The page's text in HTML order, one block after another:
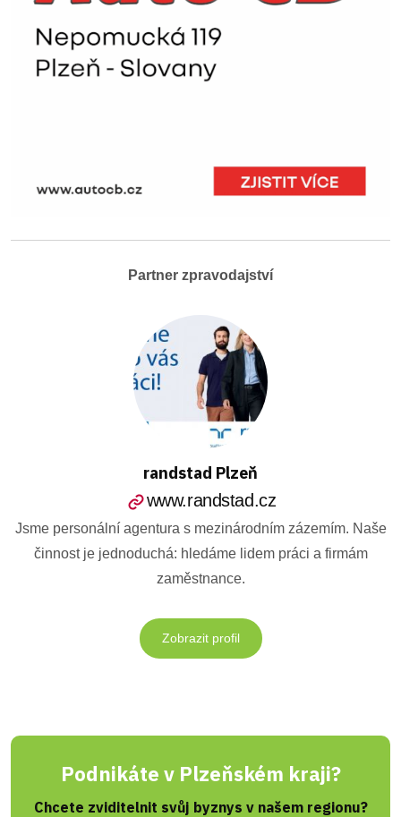
Partner zpravodajství
randstad Plzeň
www.randstad.cz
Jsme personální agentura s mezinárodním zázemím. Naše
činnost je jednoduchá: hledáme lidem práci a firmám
zaměstnance.
Zobrazit profil
Podnikáte v Plzeňském kraji?
Chcete zviditelnit svůj byznys v našem regionu?